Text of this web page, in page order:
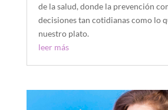
de la salud, donde la prevención
decisiones tan cotidianas como lo
nuestro plato.
leer más